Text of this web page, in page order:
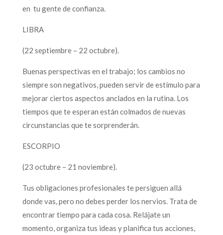
en tu gente de confianza.
LIBRA
(22 septiembre – 22 octubre).
Buenas perspectivas en el trabajo; los cambios no
siempre son negativos, pueden servir de estímulo para
mejorar ciertos aspectos anclados en la rutina. Los
tiempos que te esperan están colmados de nuevas
circunstancias que te sorprenderán.
ESCORPIO
(23 octubre – 21 noviembre).
Tus obligaciones profesionales te persiguen allá
donde vas, pero no debes perder los nervios. Trata de
encontrar tiempo para cada cosa. Relájate un
momento, organiza tus ideas y planifica tus acciones,